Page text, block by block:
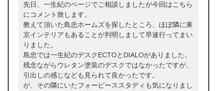
先日、一生紀のページでご相談しましたが今回はこちら
にコメント致します。
教えて頂いた島忠ホームズを探したところ、ほぼ隣に東
京インテリアもあることが判明しまして早速行ってまい
りました。
島忠では一生紀のデスクECTOとDIALOがありました。
残念ながらウレタン塗装のデスクではなかったですが、
引出しの感じなども見られて良かったです。
が、その隣にいたフォーピーススタディも気になりまし